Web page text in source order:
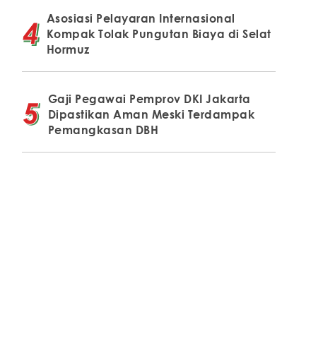
Asosiasi Pelayaran Internasional
Kompak Tolak Pungutan Biaya di Selat
Hormuz
Gaji Pegawai Pemprov DKI Jakarta
Dipastikan Aman Meski Terdampak
Pemangkasan DBH